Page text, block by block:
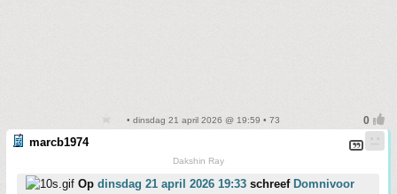
• dinsdag 21 april 2026 @ 19:59 • 73
marcb1974
Dakshin Ray
Op dinsdag 21 april 2026 19:33 schreef Domnivoor